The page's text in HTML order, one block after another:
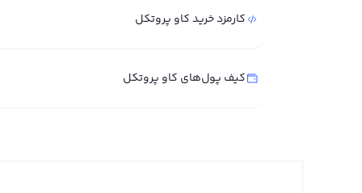
کارمزد خرید کاو پروتکل
کیف پول‌های کاو پروتکل